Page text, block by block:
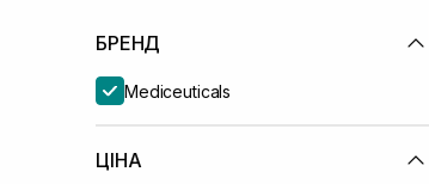
БРЕНД
Mediceuticals
ЦІНА